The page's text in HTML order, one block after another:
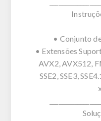
• Conjunto
• Extensões
AVX2, AVX512,
SSE2, SSE3,